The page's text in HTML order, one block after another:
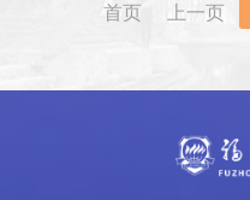
首页 上一页